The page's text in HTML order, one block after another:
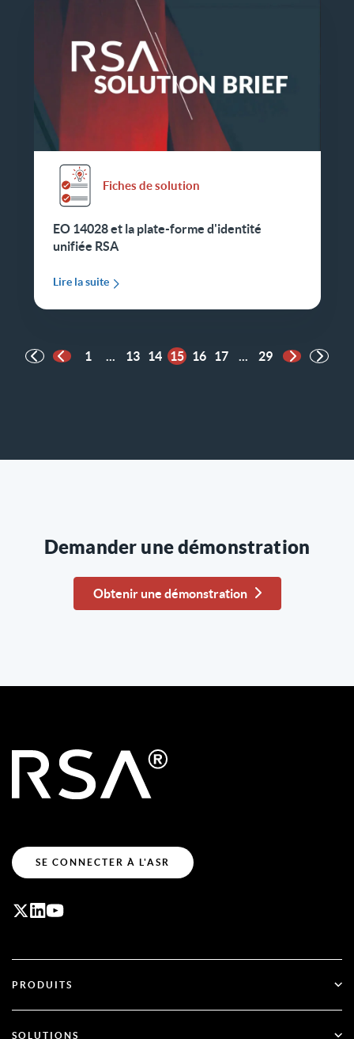
Fiches de solution
EO 14028 et la plate-forme d'identité
unifiée RSA
Lire la suite
Page précédente
1 ... 13 14 15 16 17 ... 29
Page
Demander une démonstration
Obtenir une démonstration
SE CONNECTER À L'ASR
PRODUITS
SOLUTIONS